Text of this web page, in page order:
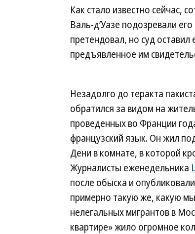
Как стало известно сейчас,
Валь-д’Уазе подозревали
претендовал, но суд оставил
предъявленное им
Незадолго до теракта
обратился за видом на
проведенных во Франции
французский язык. Он жил
Дени в комнате, в которой
Журналисты еженедельника
после обыска и
примерно такую же, какую
нелегальных мигрантов в
квартире» жило огромное